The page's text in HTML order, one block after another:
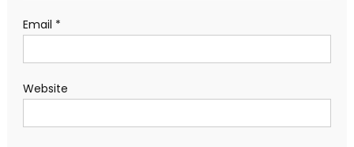
Email *
Website